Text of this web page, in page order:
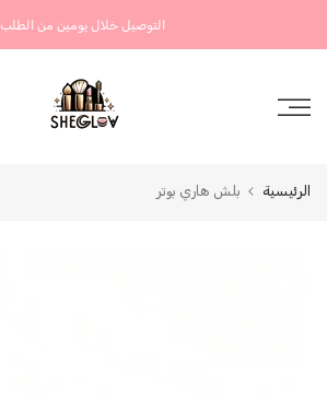
إلى
التوصيل خلال يومين من الطلب
الرئيسية بلش هاري بوتر